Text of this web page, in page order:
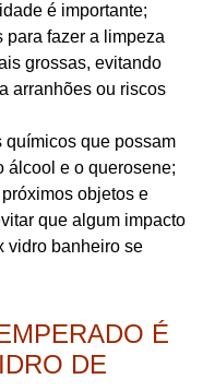
é importante;
para fazer a limpeza
grossas, evitando
arranhões ou riscos
químicos que possam
álcool e o querosene;
objetos e
que algum impacto
vidro banheiro se
É
DE